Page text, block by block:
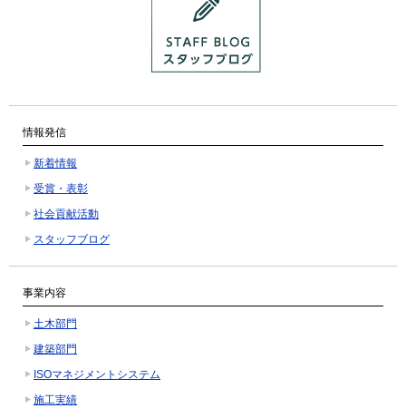
情報発信
新着情報
受賞・表彰
社会貢献活動
スタッフブログ
事業内容
土木部門
建築部門
ISOマネジメントシステム
施工実績